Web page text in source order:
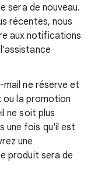
sera de nouveau.
récentes, nous
aux notifications
ne réserve et
ou la promotion
ne soit plus
une fois qu'il est
une
produit sera de